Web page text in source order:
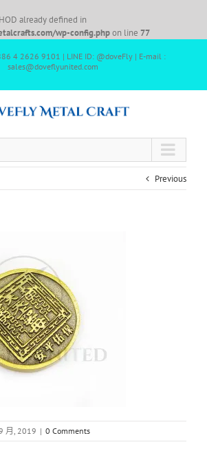
already defined in
wp-config.phpon line 77
4 2626 9101 | LINE ID: @doveFly | E-mail :
sales@doveflyunited.com
Previous
月, 2019 | 0 Comments